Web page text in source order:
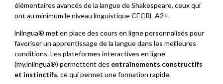
élémentaires avancés de la langue de Shakespeare, ceux qui
ont au minimum le niveau linguistique CECRL A2+.
inlingua® met en place des cours en ligne personnalisés pour
favoriser un apprentissage de la langue dans les meilleures
conditions. Les plateformes interactives en ligne
(my.inlingua®) permettent des entraînements constructifs
et instinctifs, ce qui permet une formation rapide.